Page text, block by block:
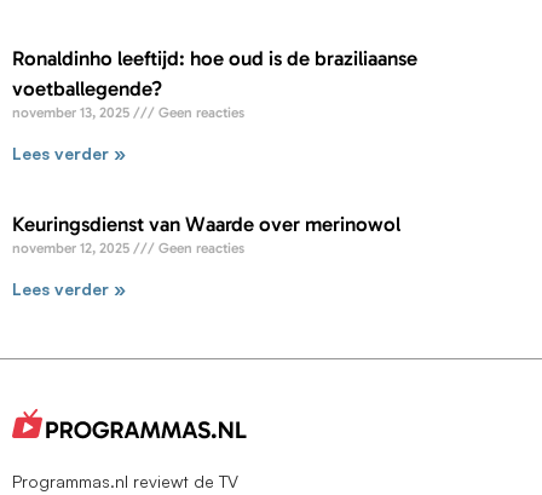
Ronaldinho leeftijd: hoe oud is de braziliaanse
voetballegende?
november 13, 2025 Geen reacties
Lees verder »
Keuringsdienst van Waarde over merinowol
november 12, 2025 Geen reacties
Lees verder »
Programmas.nl reviewt de TV